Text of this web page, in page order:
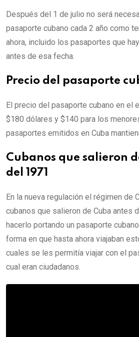
Después del 1 de julio no será
pasaporte cubano cada 2 año como
ahora, incluido los pasaportes que
antes de esa fecha.
Precio del pasaporte
El precio del pasaporte cubano en el
$180 dólares y $140 para los
pasaportes emitidos en Cuba
Cubanos que salieron
del 1971
En la nueva regulación el régimen de
cubanos que salieron de Cuba antes
hacerlo portando un pasaporte
forma en que hasta ahora viajaban
cuales se les permitía viajar con el
cual eran ciudadanos.